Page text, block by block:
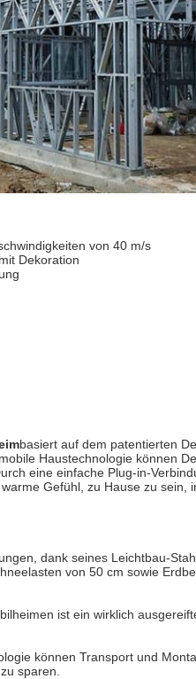
von 40 m/s
Dekoration
basiert auf dem patentierten
Haustechnologie können
eine einfache Plug-in-
Gefühl, zu Hause zu sein,
dank seines Leichtbau-
von 50 cm sowie
ist ein wirklich
können Transport und
sparen.